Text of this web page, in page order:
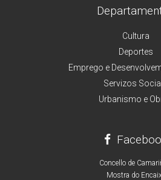
Cultura
Deportes
Emprego e
Servizos
Urbanismo e
Concello de
Mostra do